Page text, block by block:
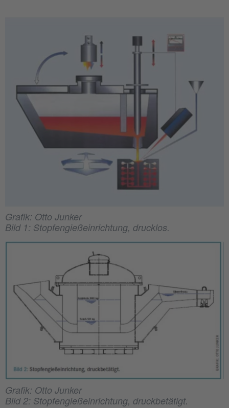
Grafik: Otto Junker
Bild 1: Stopfengießeinrichtung, drucklos.
Grafik: Otto Junker
Bild 2: Stopfengießeinrichtung, druckbetätigt.